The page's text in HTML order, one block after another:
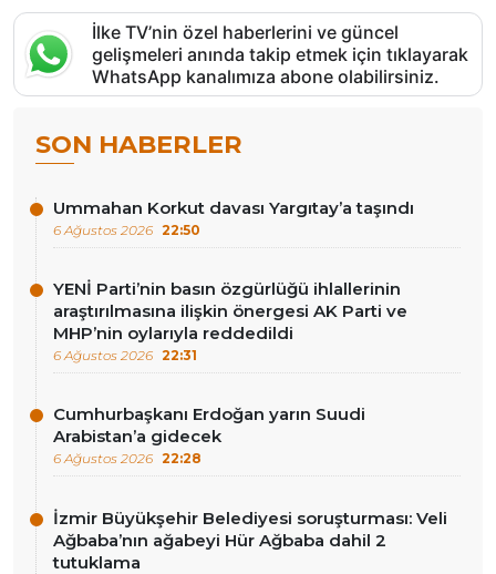
İlke TV’nin özel haberlerini ve güncel
gelişmeleri anında takip etmek için tıklayarak
WhatsApp kanalımıza abone olabilirsiniz.
SON HABERLER
Ummahan Korkut davası Yargıtay’a taşındı
6 Ağustos 2026 22:50
YENİ Parti’nin basın özgürlüğü ihlallerinin
araştırılmasına ilişkin önergesi AK Parti ve
MHP’nin oylarıyla reddedildi
6 Ağustos 2026 22:31
Cumhurbaşkanı Erdoğan yarın Suudi
Arabistan’a gidecek
6 Ağustos 2026 22:28
İzmir Büyükşehir Belediyesi soruşturması: Veli
Ağbaba’nın ağabeyi Hür Ağbaba dahil 2
tutuklama